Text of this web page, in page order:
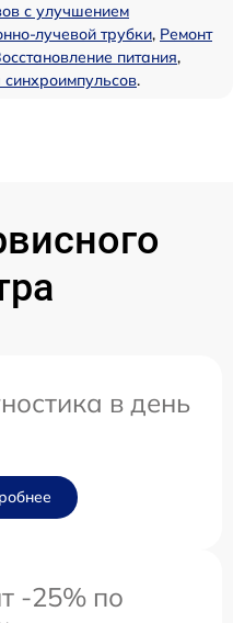
с улучшением
лучевой трубки, Ремонт
питания,
.
в день
-25% по